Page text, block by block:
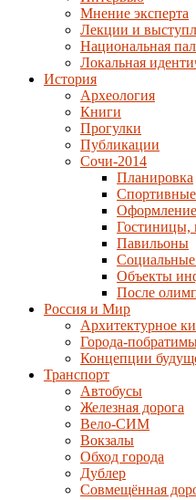
Мнение эксперта
Лекции и
Национальная
Локальная
История
Археология
Книги
Прогулки
Публикации
Сочи-2014
Планировка
Оформление
Гостиницы,
Павильоны
Объекты
После
Россия и Мир
Архитектурное
Города-
Концепции
Транспорт
Автобусы
Железная дорога
Вело-СИМ
Вокзалы
Обход города
Дублер
Совмещённая